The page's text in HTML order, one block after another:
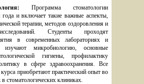
Программа стоматологии
года и включает такие важные аспекты,
терапии, методов оздоровления и
Студенты проходят
в современных лабораториях и
изучают микробиологию, основные
гигиены, профилактику
в сфере здравоохранения. Все
приобретают практический опыт во
стоматологических клиниках.